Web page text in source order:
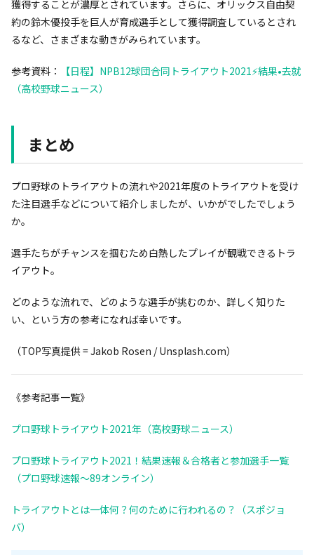
獲得することが濃厚とされています。さらに、オリックス自由契
約の鈴木優投手を巨人が育成選手として獲得調査しているとされ
るなど、さまざまな動きがみられています。
参考資料：
【日程】NPB12球団合同トライアウト2021⚡️結果•去就
（高校野球ニュース）
まとめ
プロ野球のトライアウトの流れや2021年度のトライアウトを受け
た注目選手などについて紹介しましたが、いかがでしたでしょう
か。
選手たちがチャンスを掴むため白熱したプレイが観戦できるトラ
イアウト。
どのような流れで、どのような選手が挑むのか、詳しく知りた
い、という方の参考になれば幸いです。
（TOP写真提供 = Jakob Rosen / Unsplash.com）
《参考記事一覧》
プロ野球トライアウト2021年（高校野球ニュース）
プロ野球トライアウト2021！結果速報＆合格者と参加選手一覧
（プロ野球速報～89オンライン）
トライアウトとは一体何？何のために行われるの？（スポジョ
バ）